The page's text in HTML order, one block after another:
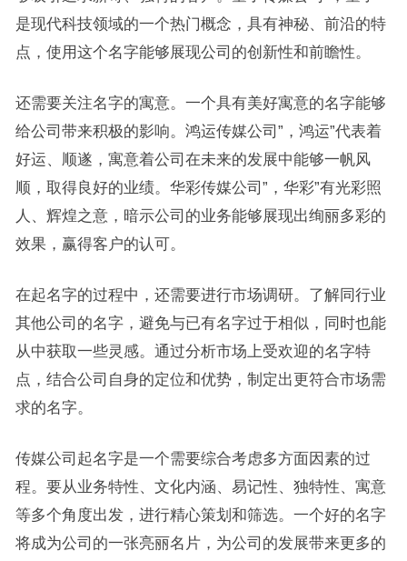
是现代科技领域的一个热门概念，具有神秘、前沿的特
点，使用这个名字能够展现公司的创新性和前瞻性。
还需要关注名字的寓意。一个具有美好寓意的名字能够
给公司带来积极的影响。鸿运传媒公司”，鸿运”代表着
好运、顺遂，寓意着公司在未来的发展中能够一帆风
顺，取得良好的业绩。华彩传媒公司”，华彩”有光彩照
人、辉煌之意，暗示公司的业务能够展现出绚丽多彩的
效果，赢得客户的认可。
在起名字的过程中，还需要进行市场调研。了解同行业
其他公司的名字，避免与已有名字过于相似，同时也能
从中获取一些灵感。通过分析市场上受欢迎的名字特
点，结合公司自身的定位和优势，制定出更符合市场需
求的名字。
传媒公司起名字是一个需要综合考虑多方面因素的过
程。要从业务特性、文化内涵、易记性、独特性、寓意
等多个角度出发，进行精心策划和筛选。一个好的名字
将成为公司的一张亮丽名片，为公司的发展带来更多的